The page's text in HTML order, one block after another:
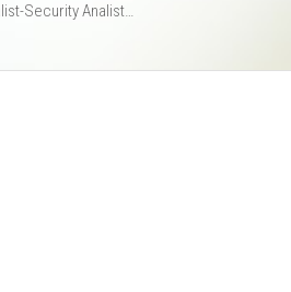
Security Analist…